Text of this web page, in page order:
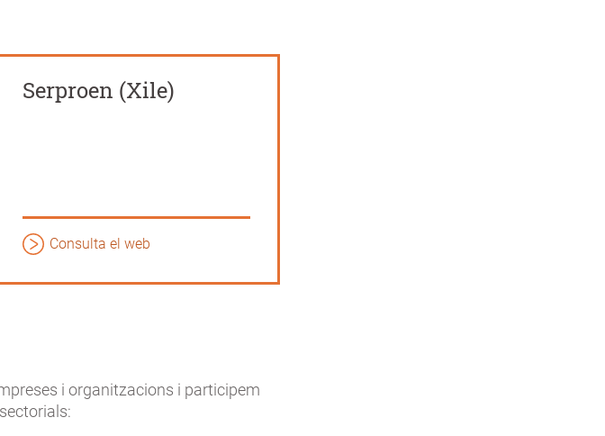
Serproen (Xile)
Consulta el web
i organitzacions i participem